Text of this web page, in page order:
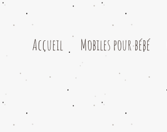
Accueil Mobiles pour bébé